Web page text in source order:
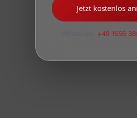
Jetzt kostenlos
+49 1556